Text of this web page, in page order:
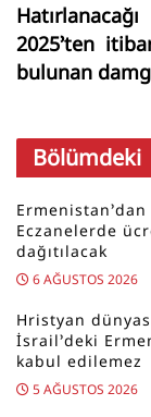
2025’ten
bulunan
Eczanelerde
dağıtılacak
6 AĞUSTOS 2026
Hristyan
İsrail’deki
kabul edilemez
5 AĞUSTOS 2026